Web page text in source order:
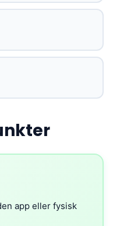
app eller fysisk